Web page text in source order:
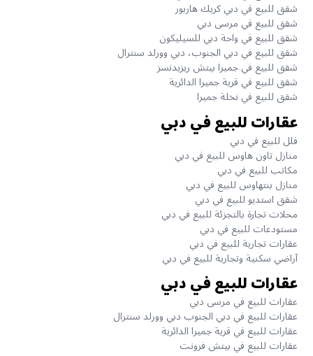
شقق للبيع في دبي كريك هاربور
شقق للبيع في مرسى دبي
شقق للبيع في واحة دبي للسيليكون
شقق للبيع في دبي الجنوب، دبي وورلد سنترال
شقق للبيع في جميرا بيتش ريزيدنسز
شقق للبيع في قرية جميرا الدائرية
شقق للبيع في نخلة جميرا
عقارات للبيع في دبي
فلل للبيع في دبي
منازل تاون هاوس للبيع في دبي
مكاتب للبيع في دبي
منازل بنتهاوس للبيع في دبي
شقق استديو للبيع في دبي
محلات تجارة بالتجزئة للبيع في دبي
مستودعات للبيع في دبي
عقارات تجارية للبيع في دبي
آراضي سكنية وتجارية للبيع في دبي
عقارات للبيع في دبي
عقارات للبيع في مرسى دبي
عقارات للبيع في دبي الجنوب دبي وورلد سنترال
عقارات للبيع في قرية جميرا الدائرية
عقارات للبيع في بيتش فرونت